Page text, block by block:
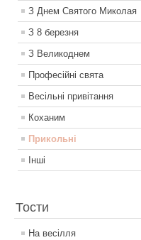
З Днем Святого Миколая
З 8 березня
З Великоднем
Професійні свята
Весільні привітання
Коханим
Прикольні
Інші
Тости
На весілля